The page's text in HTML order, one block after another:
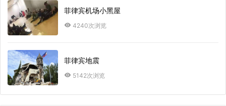
菲律宾机场小黑屋
4240次浏览
菲律宾地震
5142次浏览